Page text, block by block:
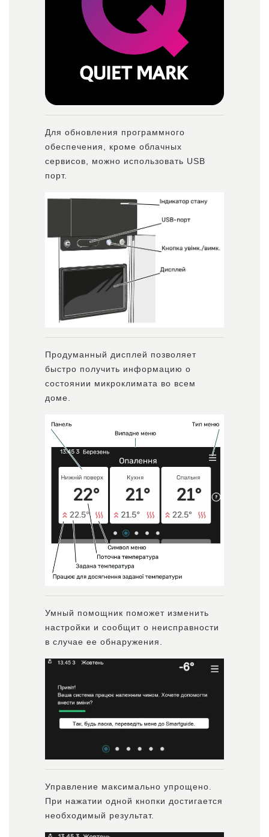
Для обновления программного
обеспечения, кроме облачных
сервисов, можно использовать USB
порт.
Продуманный дисплей позволяет
быстро получить информацию о
состоянии микроклимата во всем
доме.
Умный помощник поможет изменить
настройки и сообщит о неисправности
в случае ее обнаружения.
Управление максимально упрощено.
При нажатии одной кнопки достигается
необходимый результат.